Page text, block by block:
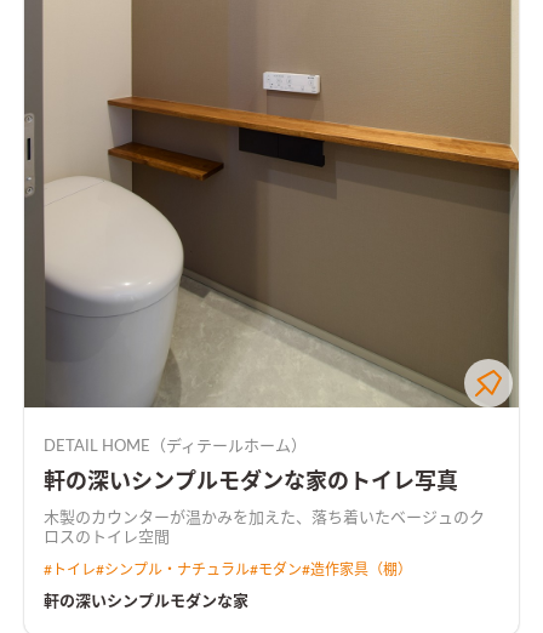
DETAIL HOME（ディテールホーム）
軒の深いシンプルモダンな家のトイレ写真
木製のカウンターが温かみを加えた、落ち着いたベージュのク
ロスのトイレ空間
# トイレ#シンプル・ナチュラル#モダン#造作家具（棚）
軒の深いシンプルモダンな家